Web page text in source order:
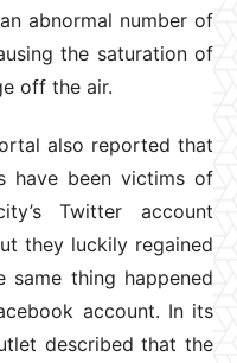
abnormal number of
the saturation of
off the air.
also reported that
have been victims of
Twitter account
they luckily regained
thing happened
account. In its
described that the